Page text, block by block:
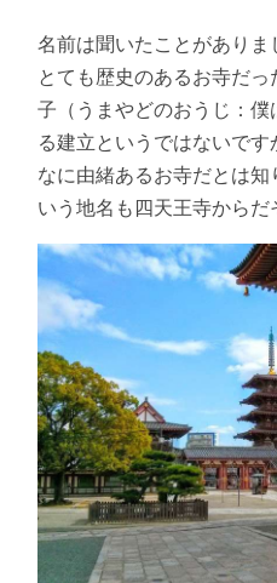
名前は聞いたことがありま
とても歴史のあるお寺だ
子（うまやどのおうじ：僕
る建立というではないで
なに由緒あるお寺だとは
いう地名も四天王寺からだ